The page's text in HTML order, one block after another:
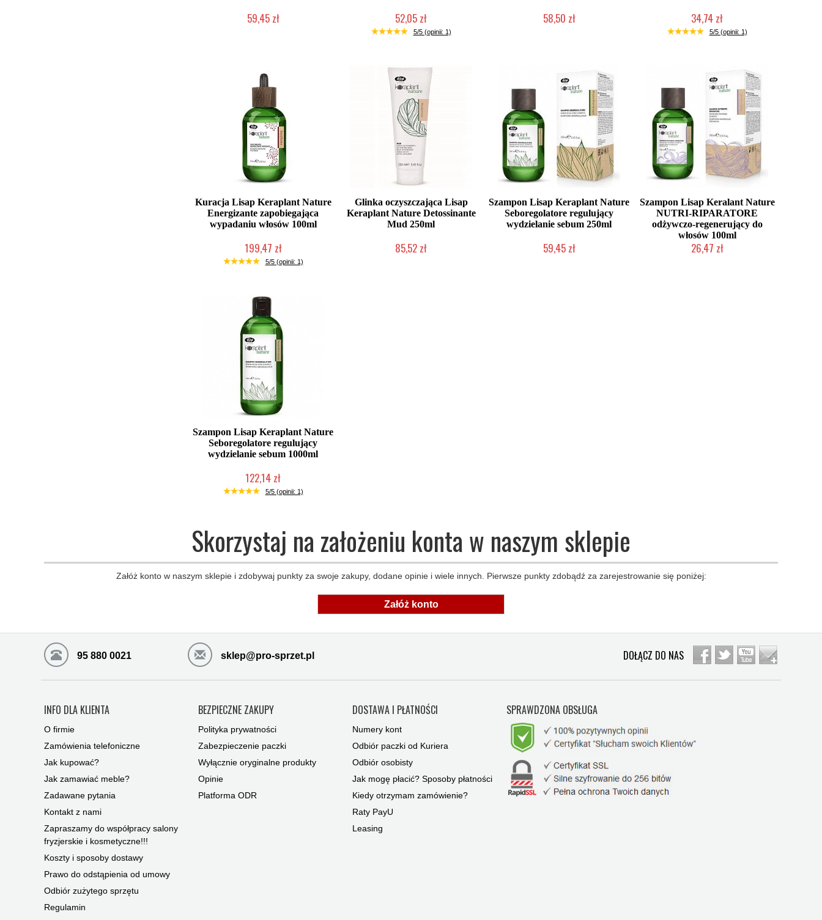
59,45 zł 52,05 zł
Chwilowo niedostępny
5/5 (opinii: 1)
58,50 zł 34,74 zł
Chwilowo niedostępny
5/5 (opinii: 1)
Kuracja Lisap Keraplant Nature
Energizante zapobiegająca
wypadaniu włosów 100ml
199,47 zł
Chwilowo niedostępny
5/5 (opinii: 1)
Glinka oczyszczająca Lisap
Keraplant Nature Detossinante
Mud 250ml
85,52 zł
Szampon Lisap Keraplant Nature
Seboregolatore regulujący
wydzielanie sebum 250ml
59,45 zł
Szampon Lisap Keralant Nature
NUTRI-RIPARATORE
odżywczo-regenerujący do
włosów 100ml
26,47 zł
Szampon Lisap Keraplant Nature
Seboregolatore regulujący
wydzielanie sebum 1000ml
122,14 zł
Chwilowo niedostępny
5/5 (opinii: 1)
Skorzystaj na założeniu konta w naszym sklepie
Załóż konto w naszym sklepie i zdobywaj punkty za swoje zakupy, dodane opinie i wiele innych. Pierwsze punkty zdobądź za zarejestrowanie się poniżej:
Załóż konto
95 880 0021 sklep@pro-sprzet.pl DOŁĄCZ DO NAS
INFO DLA KLIENTA
O firmie
Zamówienia telefoniczne
Jak kupować?
Jak zamawiać meble?
Zadawane pytania
Kontakt z nami
Zapraszamy do współpracy salony
fryzjerskie i kosmetyczne!!!
Koszty i sposoby dostawy
Prawo do odstąpienia od umowy
Odbiór zużytego sprzętu
Regulamin
BEZPIECZNE ZAKUPY
Polityka prywatności
Zabezpieczenie paczki
Wyłącznie oryginalne produkty
Opinie
Platforma ODR
DOSTAWA I PŁATNOŚCI
Numery kont
Odbiór paczki od Kuriera
Odbiór osobisty
Jak mogę płacić? Sposoby płatności
Kiedy otrzymam zamówienie?
Raty PayU
Leasing
SPRAWDZONA OBSŁUGA